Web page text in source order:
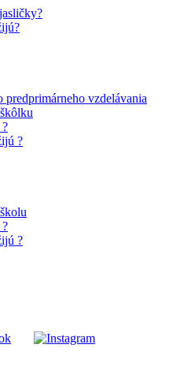
predprimárneho vzdelávania
?
?